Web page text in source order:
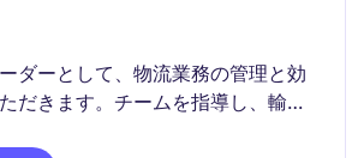
ダーとして、物流業務の管理と効
だきます。チームを指導し、輸